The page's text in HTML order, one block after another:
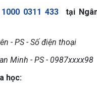
1000 0311 433 tại
- PS - Số điện thoại
Minh - PS - 0987xxxx98
học: